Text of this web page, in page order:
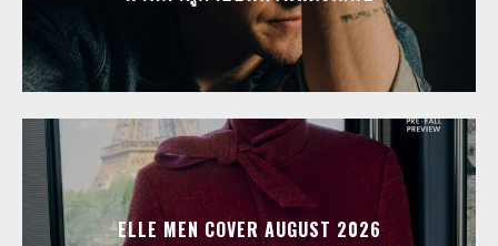
ELLE MEN COVER AUGUST 2026